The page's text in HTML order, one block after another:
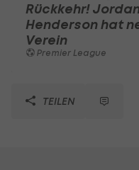
Rückkehr!
Henderson hat
Verein
Premier League
TEILEN